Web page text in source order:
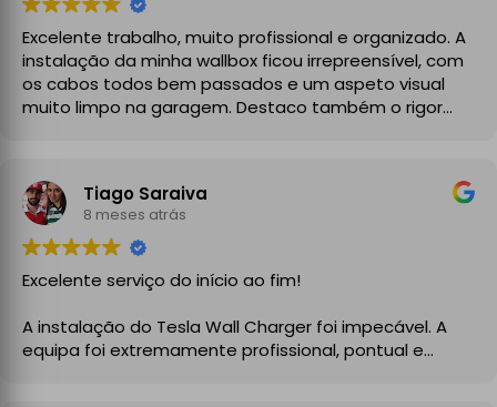
Excelente trabalho, muito profissional e organizado. A
instalação da minha wallbox ficou irrepreensível, com
os cabos todos bem passados e um aspeto visual
muito limpo na garagem. Destaco também o rigor
garantindo toda a segurança e legalidade.
Recomendo vivamente!
Tiago Saraiva
8 meses atrás
Excelente serviço do início ao fim!
A instalação do Tesla Wall Charger foi impecável. A
equipa foi extremamente profissional, pontual e